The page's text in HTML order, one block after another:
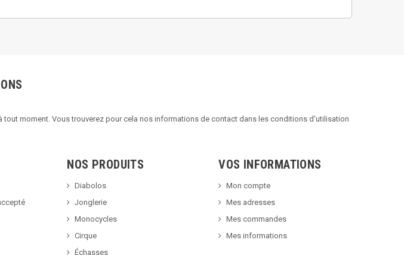
tout moment. Vous trouverez pour cela nos informations de contact dans les conditions d'utilisation
NOS PRODUITS
Diabolos
Jonglerie
Monocycles
Cirque
Échasses
VOS INFORMATIONS
Mon compte
Mes adresses
Mes commandes
Mes informations